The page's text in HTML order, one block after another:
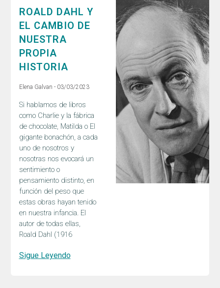
ROALD DAHL Y
EL CAMBIO DE
NUESTRA
PROPIA
HISTORIA
Elena Galvan 03/03/2023
Si hablamos de libros
como Charlie y la fábrica
de chocolate, Matilda o El
gigante bonachón, a cada
uno de nosotros y
nosotras nos evocará un
sentimiento o
pensamiento distinto, en
función del peso que
estas obras hayan tenido
en nuestra infancia. El
autor de todas ellas,
Roald Dahl (1916
Sigue Leyendo